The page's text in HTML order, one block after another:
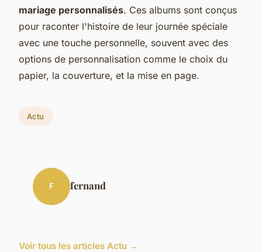
mariage personnalisés. Ces albums sont conçus
pour raconter l'histoire de leur journée spéciale
avec une touche personnelle, souvent avec des
options de personnalisation comme le choix du
papier, la couverture, et la mise en page.
Actu
F fernand
Voir tous les articles Actu →